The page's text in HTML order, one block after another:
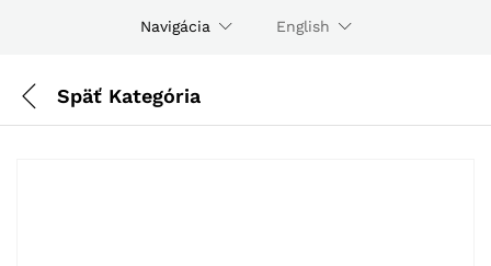
Navigácia English
Späť Kategória